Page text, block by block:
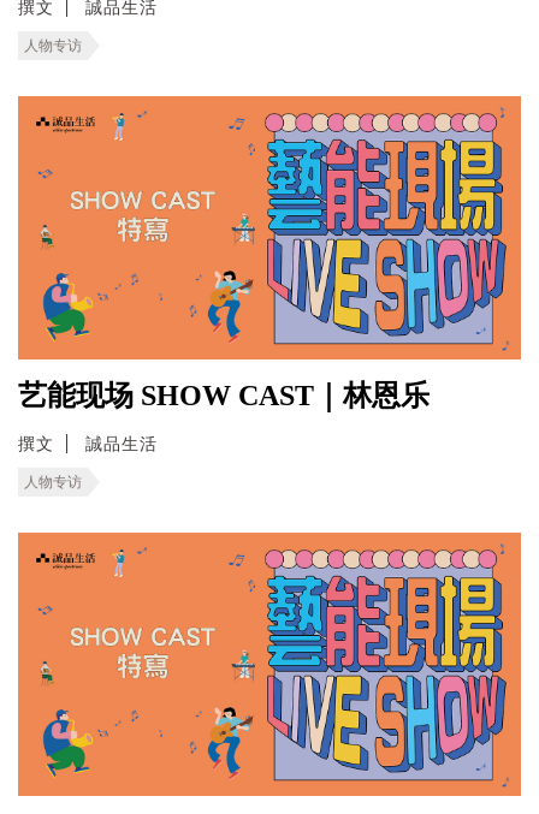
撰文 誠品生活
人物专访
艺能现场 SHOW CAST｜林恩乐
撰文 誠品生活
人物专访